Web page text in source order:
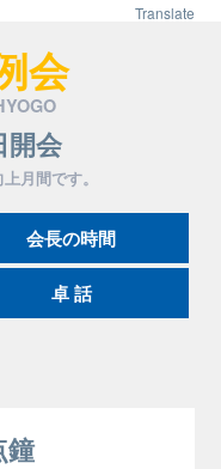
Translate
会
開会
月間です。
会長の時間
卓 話
鐘